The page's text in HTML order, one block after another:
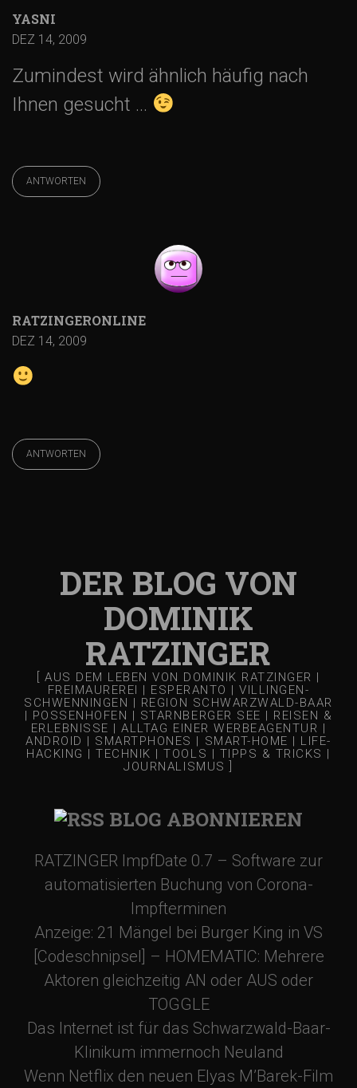
g
s
-
N
a
g
a
i
YASNI
DEZ 14, 2009
Zumindest wird ähnlich häufig nach
Ihnen gesucht …
ANTWORTEN
RATZINGERONLINE
DEZ 14, 2009
ANTWORTEN
DER BLOG VON
DOMINIK
RATZINGER
[ AUS DEM LEBEN VON DOMINIK RATZINGER |
FREIMAUREREI | ESPERANTO | VILLINGEN-
SCHWENNINGEN | REGION SCHWARZWALD-BAAR
| POSSENHOFEN | STARNBERGER SEE | REISEN &
ERLEBNISSE | ALLTAG EINER WERBEAGENTUR |
ANDROID | SMARTPHONES | SMART-HOME | LIFE-
HACKING | TECHNIK | TOOLS | TIPPS & TRICKS |
JOURNALISMUS ]
BLOG ABONNIEREN
RATZINGER ImpfDate 0.7 – Software zur
automatisierten Buchung von Corona-
Impfterminen
Anzeige: 21 Mängel bei Burger King in VS
[Codeschnipsel] – HOMEMATIC: Mehrere
Aktoren gleichzeitig AN oder AUS oder
TOGGLE
Das Internet ist für das Schwarzwald-Baar-
Klinikum immernoch Neuland
Wenn Netflix den neuen Elyas M’Barek-Film